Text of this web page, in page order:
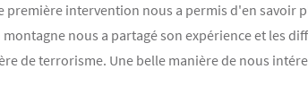
intervention nous a permis d'en savoir
nous a partagé son expérience et les
de terrorisme. Une belle manière de nous